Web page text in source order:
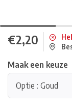
€2,20
Maak een keuze
Optie : Goud